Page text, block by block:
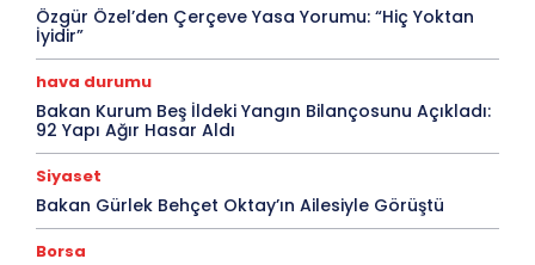
Özgür Özel’den Çerçeve Yasa Yorumu: “Hiç Yoktan
İyidir”
hava durumu
Bakan Kurum Beş İldeki Yangın Bilançosunu Açıkladı:
92 Yapı Ağır Hasar Aldı
Siyaset
Bakan Gürlek Behçet Oktay’ın Ailesiyle Görüştü
Borsa